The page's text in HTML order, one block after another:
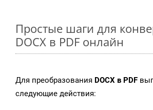
Простые шаги для
DOCX в PDF онлайн
Для преобразования DOCX в PDF
следующие действия: